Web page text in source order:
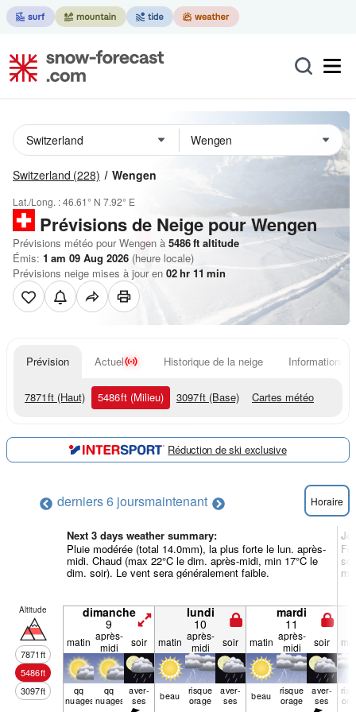
Switzerland (228) Wengen
Lat./Long. :46.61° N 7.92° E
Prévisions de Neigepour Wengen
Prévisions météo pour Wengen à 5486ft altitude
Émis: 1 am 09 Aug 2026 (heure locale)
Prévisions neige mises à jour en 02hr 11 min
Prévision Actuel Historique de la neige Informations
7871ft (Haut) 5486ft (Milieu) 3097ft (Base) Cartes météo
Réduction de ski exclusive
derniers 6 joursmaintenant Horaire
Next 3 days weather summary:
Pluie modérée (total 14.0mm), la plus forte le lun. après-
midi. Chaud (max 22°C le dim. après-midi, min 17°C le
dim. soir). Le vent sera généralement faible.
Altitude
7871ft
5486ft
3097ft
dimanche
9
lundi
10
mardi
11
matin après-
midi
soir matin après-
midi
soir matin après-
midi
soir
qq
nuages
qq
nuages
aver­
ses beau risque
orage
aver­
ses beau risque
orage
aver­
ses